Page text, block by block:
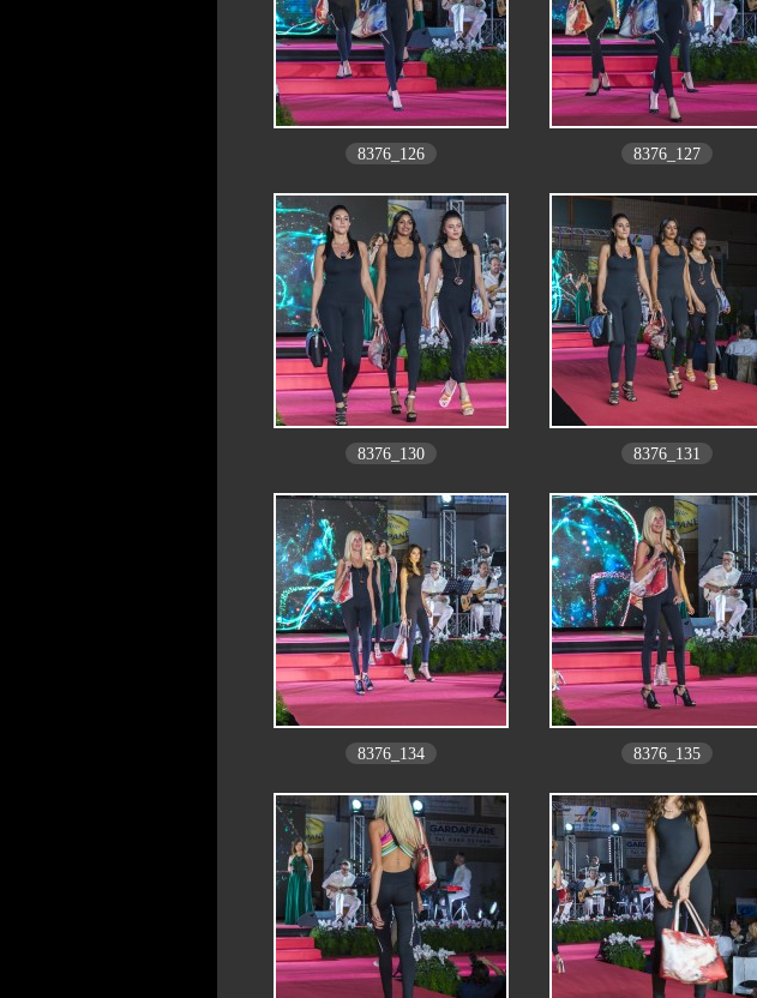
8376_126 8376_127
8376_130 8376_131
8376_134 8376_135